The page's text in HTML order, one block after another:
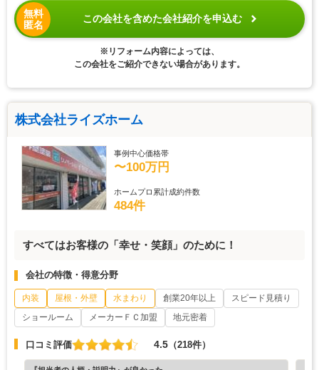
無料
匿名
この会社を含めた会社紹介を申込む
※リフォーム内容によっては、
この会社をご紹介できない場合があります。
株式会社ライズホーム
事例中心価格帯
〜100万円
ホームプロ累計成約件数
484件
すべてはお客様の「幸せ・笑顔」のために！
会社の特徴・得意分野
内装 屋根・外壁 水まわり 創業20年以上
スピード見積り
ショールーム
メーカーＦＣ加盟 地元密着
口コミ評価 4.5 （218件）